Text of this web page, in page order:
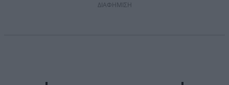
ΔΙΑΦΗΜΙΣΗ